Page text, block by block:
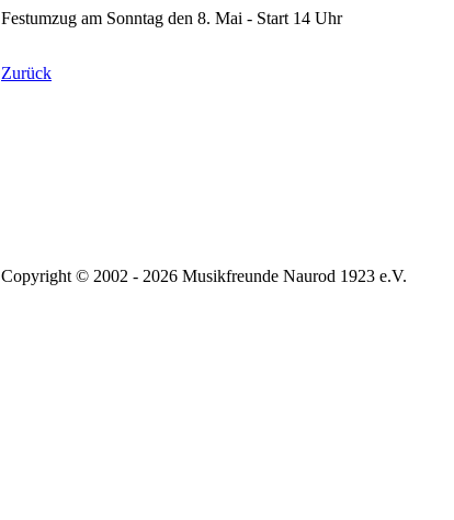
Festumzug am Sonntag den 8. Mai - Start 14 Uhr
Zurück
Copyright © 2002 - 2026 Musikfreunde Naurod 1923 e.V.